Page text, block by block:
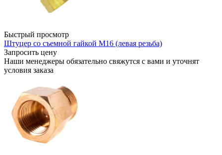
Быстрый просмотр
Штуцер со съемной гайкой М16 (левая резьба)
Запросить цену
Наши менеджеры обязательно свяжутся с вами и уточнят
условия заказа